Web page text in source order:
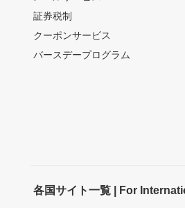
証券税制
クーポンサービス
バースデープログラム
各国サイト一覧 | For